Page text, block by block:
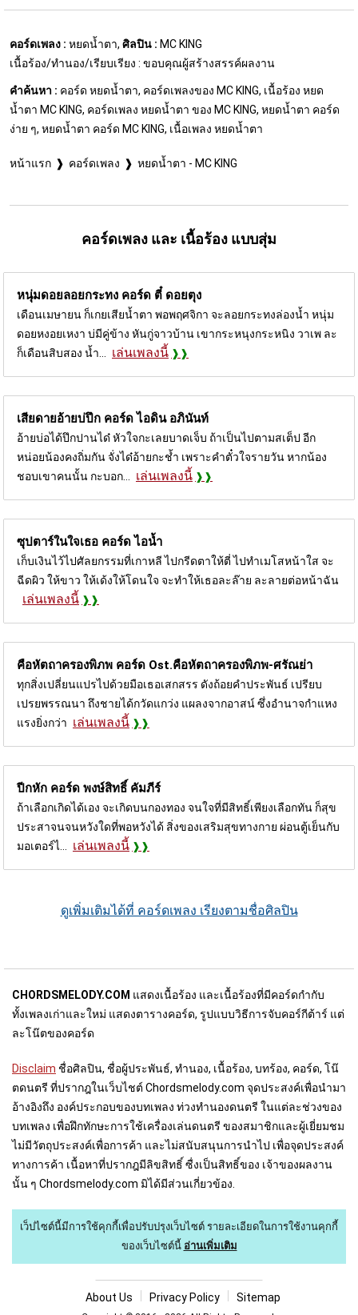
คอร์ดเพลง : หยดน้ำตา, ศิลปิน : MC KING
เนื้อร้อง/ทำนอง/เรียบเรียง : ขอบคุณผู้สร้างสรรค์ผลงาน
คำค้นหา : คอร์ด หยดน้ำตา, คอร์ดเพลงของ MC KING, เนื้อร้อง หยด
น้ำตา MC KING, คอร์ดเพลง หยดน้ำตา ของ MC KING, หยดน้ำตา คอร์ด
ง่าย ๆ, หยดน้ำตา คอร์ด MC KING, เนื้อเพลง หยดน้ำตา
หน้าแรก คอร์ดเพลง หยดน้ำตา - MC KING
คอร์ดเพลง และ เนื้อร้อง แบบสุ่ม
หนุ่มดอยลอยกระทง คอร์ด ตี๋ ดอยตุง
เดือนเมษายน ก็เกยเสียน้ำตา พอพฤศจิกา จะลอยกระทงล่องน้ำ หนุ่ม
ดอยหงอยเหงา บ่มีคู่ข้าง หันกู่จาวบ้าน เขากระหนุงกระหนิง วาเพ ละ
ก็เดือนสิบสอง น้ำ... เล่นเพลงนี้
เสียดายอ้ายบ่ปึก คอร์ดไอดิน อภินันท์
อ้ายบ่อได้ปึกปานได๋ หัวใจกะเลยบาดเจ็บ ถ้าเป็นไปตามสเต็ป อีก
หน่อยน้องคงถิ่มกัน จั่งได๋อ้ายกะช้ำ เพราะคำตั๋วใจรายวัน หากน้อง
ชอบเขาคนนั้น กะบอก... เล่นเพลงนี้
ซุปตาร์ในใจเธอ คอร์ดไอน้ำ
เก็บเงินไว้ไปศัลยกรรมที่เกาหลี ไปกรีดตาให้ตี่ ไปทำเมโสหน้าใส จะ
ฉีดผิว ให้ขาว ให้เด้งให้โดนใจ จะทำให้เธอละล๊าย ละลายต่อหน้าฉัน
เล่นเพลงนี้
คือหัตถาครองพิภพ คอร์ด Ost.คือหัตถาครองพิภพ-ศรัณย่า
ทุกสิ่งเปลี่ยนแปรไปด้วยมือเธอเสกสรร ดังถ้อยคำประพันธ์ เปรียบ
เปรยพรรณนา ถึงชายได้กวัดแกว่ง แผลงจากอาสน์ ซึ่งอำนาจกำแหง
แรงยิ่งกว่า เล่นเพลงนี้
ปีกหัก คอร์ด พงษ์สิทธิ์ คัมภีร์
ถ้าเลือกเกิดได้เอง จะเกิดบนกองทอง จนใจที่มีสิทธิ์เพียงเลือกทัน ก็สุข
ประสาจนจนหวังใดที่พอหวังได้ สิ่งของเสริมสุขทางกาย ผ่อนตู้เย็นกับ
มอเตอร์ไ... เล่นเพลงนี้
ดูเพิ่มเติมได้ที่ คอร์ดเพลง เรียงตามชื่อศิลปิน
CHORDSMELODY.COM แสดงเนื้อร้อง และเนื้อร้องที่มีคอร์ดกำกับ
ทั้งเพลงเก่าและใหม่ แสดงตารางคอร์ด, รูปแบบวิธีการจับคอร์กีต้าร์ แต่
ละโน๊ตของคอร์ด
Disclaim ชื่อศิลปิน, ชื่อผู้ประพันธ์, ทำนอง, เนื้อร้อง, บทร้อง, คอร์ด, โน๊
ตดนตรี ที่ปรากฎในเว็บไชต์ Chordsmelody.com จุดประสงค์เพื่อนำมา
อ้างอิงถึง องค์ประกอบของบทเพลง ท่วงทำนองดนตรี ในแต่ละช่วงของ
บทเพลง เพื่อฝึกทักษะการใช้เครื่องเล่นดนตรี ของสมาชิกและผู้เยี่ยมชม
ไม่มีวัตถุประสงค์เพื่อการค้า และไม่สนับสนุนการนำไป เพื่อจุดประสงค์
ทางการค้า เนื้อหาที่ปรากฎมีลิขสิทธิ์ ซื่งเป็นสิทธิ์ของ เจ้าของผลงาน
นั้น ๆ Chordsmelody.com มิได้มีส่วนเกี่ยวข้อง.
เว็ปไซต์นี้มีการใช้คุกกี้เพื่อปรับปรุงเว็บไซต์ รายละเอียดในการใช้งานคุกกี้
ของเว็บไซต์นี้ อ่านเพิ่มเติม
About Us Privacy Policy Sitemap